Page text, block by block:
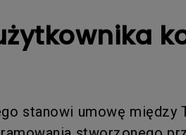
P3
stanowi umowę między